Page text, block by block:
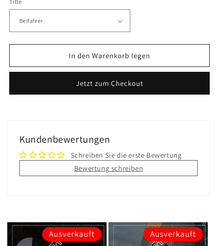
Menge
Zusatzoption
Title
In den Warenkorb legen
Jetzt zum Checkout
Kundenbewertungen
Schreiben Sie die erste Bewertung
Bewertung schreiben
Ausverkauft Ausverkauft